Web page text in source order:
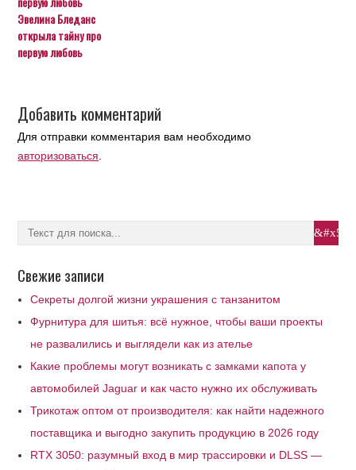
Эвелина Бледанс
открыла тайну про
первую любовь
Добавить комментарий
Для отправки комментария вам необходимо
авторизоваться
Свежие записи
Секреты долгой жизни украшения с танзанитом
Фурнитура для шитья: всё нужное, чтобы ваши проекты
не развалились и выглядели как из ателье
Какие проблемы могут возникать с замками капота у
автомобилей Jaguar и как часто нужно их обслуживать
Трикотаж оптом от производителя: как найти надежного
поставщика и выгодно закупить продукцию в 2026 году
RTX 3050: разумный вход в мир трассировки и DLSS —